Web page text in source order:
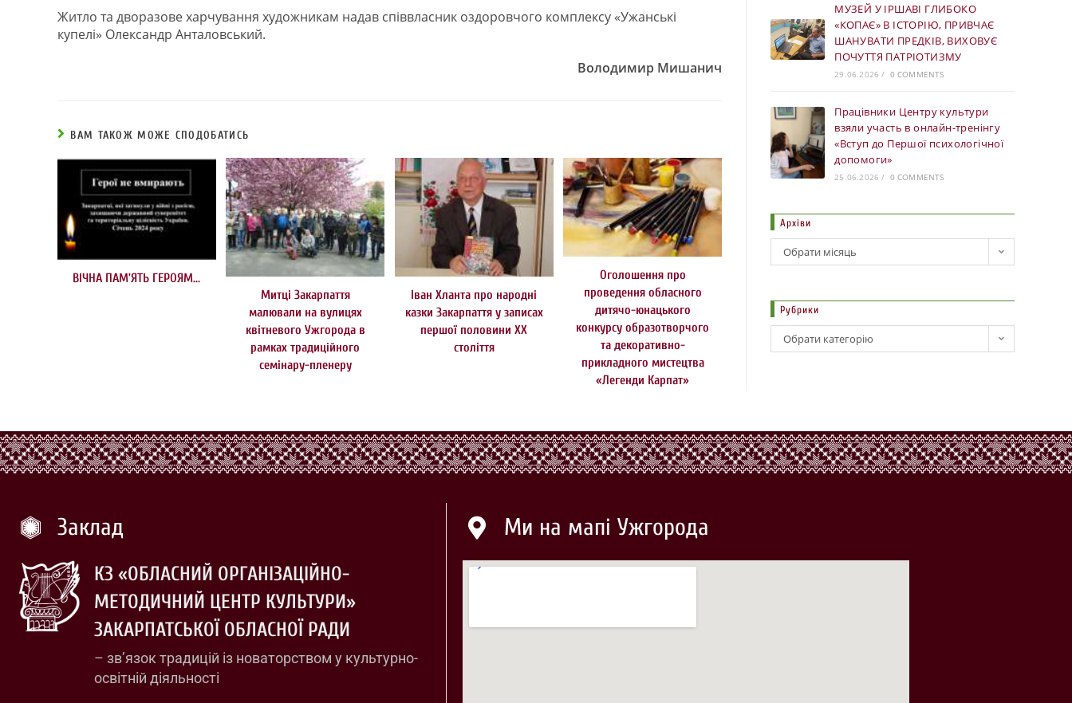
Житло та дворазове харчування художникам надав співвласник оздоровчого комплексу «Ужанські
купелі» Олександр Анталовський.
Володимир Мишанич
ВАМ ТАКОЖ МОЖЕ СПОДОБАТИСЬ
ВІЧНА ПАМ’ЯТЬ ГЕРОЯМ…
Митці Закарпаття
малювали на вулицях
квітневого Ужгорода в
рамках традиційного
семінару-пленеру
Іван Хланта про народні
казки Закарпаття у записах
першої половини ХХ
століття
Оголошення про
проведення обласного
дитячо-юнацького
конкурсу образотворчого
та декоративно-
прикладного мистецтва
«Легенди Карпат»
МУЗЕЙ У ІРШАВІ ГЛИБОКО
«КОПАЄ» В ІСТОРІЮ, ПРИВЧАЄ
ШАНУВАТИ ПРЕДКІВ, ВИХОВУЄ
ПОЧУТТЯ ПАТРІОТИЗМУ
29.06.2026 / 0 COMMENTS
Працівники Центру культури
взяли участь в онлайн-тренінгу
«Вступ до Першої психологічної
допомоги»
25.06.2026 / 0 COMMENTS
Архіви
Обрати місяць
Рубрики
Обрати категорію
Заклад
КЗ «ОБЛАСНИЙ ОРГАНІЗАЦІЙНО-
МЕТОДИЧНИЙ ЦЕНТР КУЛЬТУРИ»
ЗАКАРПАТСЬКОЇ ОБЛАСНОЇ РАДИ
– зв’язок традицій із новаторством у культурно-
освітній діяльності
Ми на мапі Ужгорода